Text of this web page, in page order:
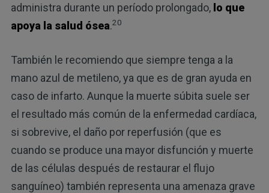
administra durante un período prolongado, lo que
apoya la salud ósea.20
También le recomiendo que siempre tenga a la
mano azul de metileno, ya que es de gran ayuda en
caso de infarto. Aunque la muerte súbita suele ser
el resultado más común de la enfermedad cardíaca,
si sobrevive, el daño por reperfusión (que es
cuando se produce una mayor disfunción y muerte
de las células después de restaurar el flujo
sanguíneo) también representa una amenaza grave